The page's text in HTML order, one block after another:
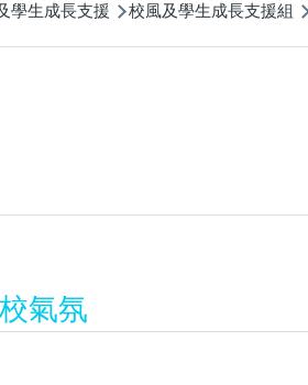
學生成長支援 校風及學生成長支援組
氣氛